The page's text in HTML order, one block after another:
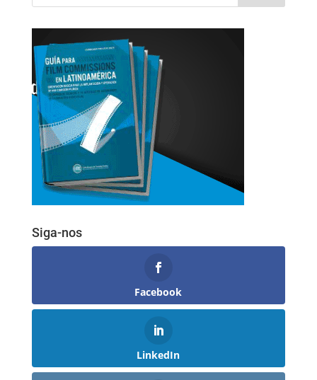
Siga-nos
Facebook
LinkedIn